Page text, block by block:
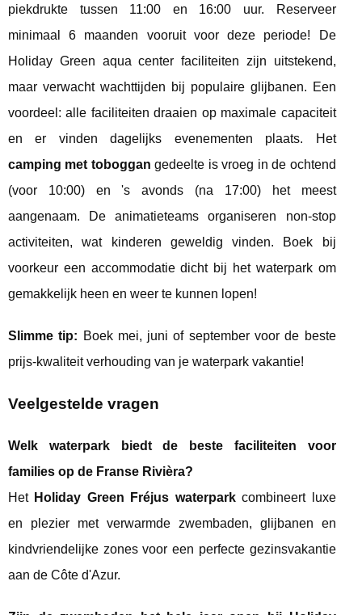
piekdrukte tussen 11:00 en 16:00 uur. Reserveer
minimaal 6 maanden vooruit voor deze periode! De
Holiday Green aqua center faciliteiten zijn uitstekend,
maar verwacht wachttijden bij populaire glijbanen. Een
voordeel: alle faciliteiten draaien op maximale capaciteit
en er vinden dagelijks evenementen plaats. Het
camping met toboggan gedeelte is vroeg in de ochtend
(voor 10:00) en 's avonds (na 17:00) het meest
aangenaam. De animatieteams organiseren non-stop
activiteiten, wat kinderen geweldig vinden. Boek bij
voorkeur een accommodatie dicht bij het waterpark om
gemakkelijk heen en weer te kunnen lopen!
Slimme tip: Boek mei, juni of september voor de beste
prijs-kwaliteit verhouding van je waterpark vakantie!
Veelgestelde vragen
Welk waterpark biedt de beste faciliteiten voor
families op de Franse Rivièra?
Het Holiday Green Fréjus waterparkcombineert luxe
en plezier met verwarmde zwembaden, glijbanen en
kindvriendelijke zones voor een perfecte gezinsvakantie
aan de Côte d'Azur.